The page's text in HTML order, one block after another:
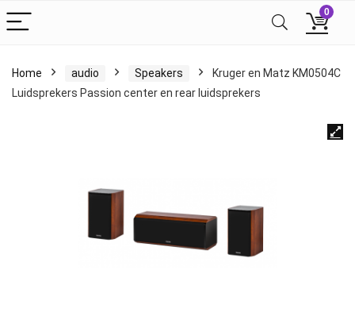
0
Home audio Speakers
Kruger en Matz KM0504C
Luidsprekers Passion center en rear luidsprekers